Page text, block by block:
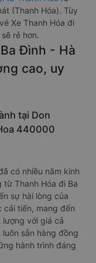
(Thanh Hóa). Tùy
Xe Thanh Hóa đi
rẻ hơn.
Đình - Hà
cao, uy
tại Don
440000
có nhiều năm kinh
Thanh Hóa đi Ba
sự hài lòng của
cải tiến, mang đến
với giá cả
sẵn hàng đồng
hành trình đáng